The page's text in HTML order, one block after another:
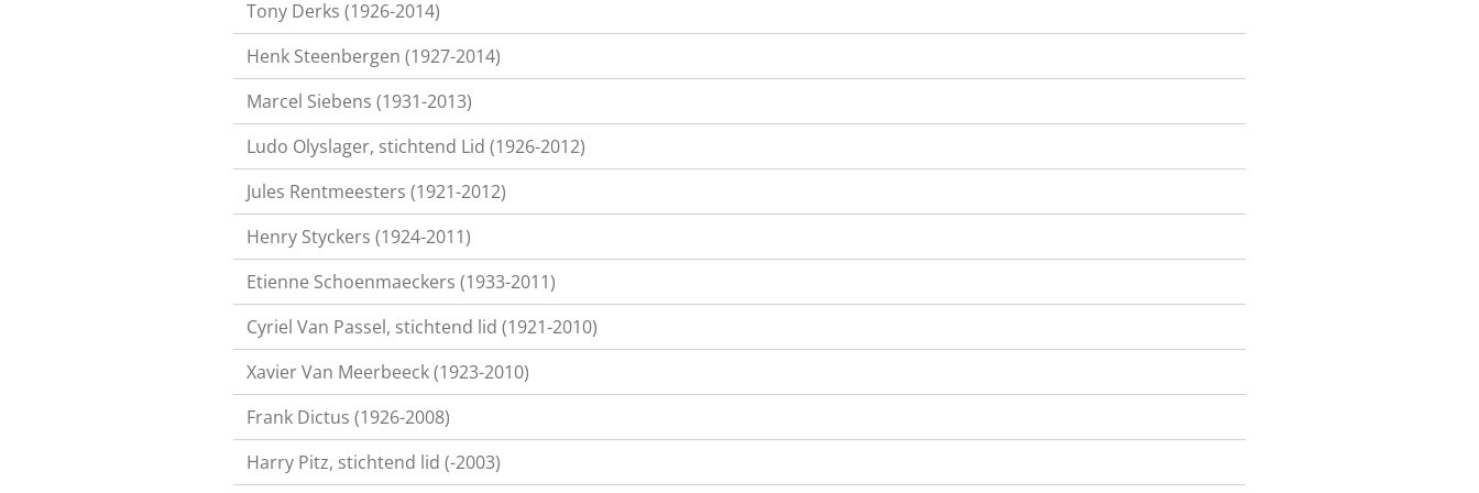
Tony Derks (1926-2014)
Henk Steenbergen (1927-2014)
Marcel Siebens (1931-2013)
Ludo Olyslager, stichtend Lid (1926-2012)
Jules Rentmeesters (1921-2012)
Henry Styckers (1924-2011)
Etienne Schoenmaeckers (1933-2011)
Cyriel Van Passel, stichtend lid (1921-2010)
Xavier Van Meerbeeck (1923-2010)
Frank Dictus (1926-2008)
Harry Pitz, stichtend lid (-2003)